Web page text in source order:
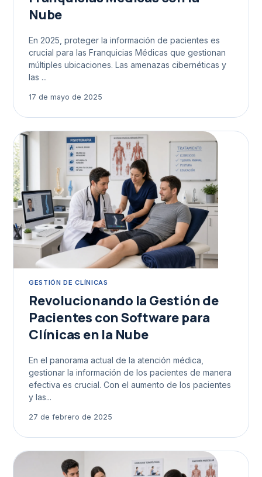
Nube
En 2025, proteger la información de pacientes es
crucial para las Franquicias Médicas que gestionan
múltiples ubicaciones. Las amenazas cibernéticas y
las ...
17 de mayo de 2025
GESTIÓN DE CLÍNICAS
Revolucionando la Gestión de
Pacientes con Software para
Clínicas en la Nube
En el panorama actual de la atención médica,
gestionar la información de los pacientes de manera
efectiva es crucial. Con el aumento de los pacientes
y las...
27 de febrero de 2025